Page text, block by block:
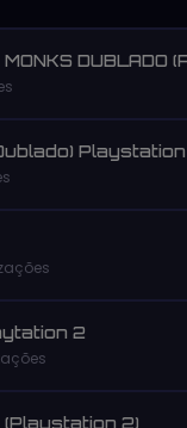
DUBLADO
2
(Playstation 2)